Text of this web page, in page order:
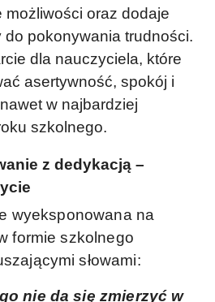
możliwości oraz dodaje
do pokonywania trudności.
dla nauczyciela, które
asertywność, spokój i
w najbardziej
szkolnego.
z dedykacją –
wyeksponowana na
formie szkolnego
słowami:
nie da się zmierzyć w